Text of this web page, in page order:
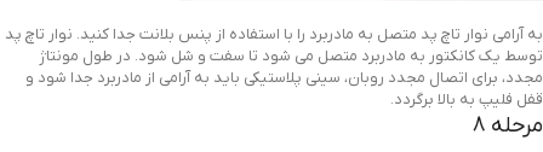
به آرامی نوار تاچ پد متصل به مادربرد را با استفاده از پنس بلانت جدا کنید. نوار تاچ پد
توسط یک کانکتور به مادربرد متصل می شود تا سفت و شل شود. در طول مونتاژ
مجدد، برای اتصال مجدد روبان، سینی پلاستیکی باید به آرامی از مادربرد جدا شود و
قفل فلیپ به بالا برگردد.
مرحله 8